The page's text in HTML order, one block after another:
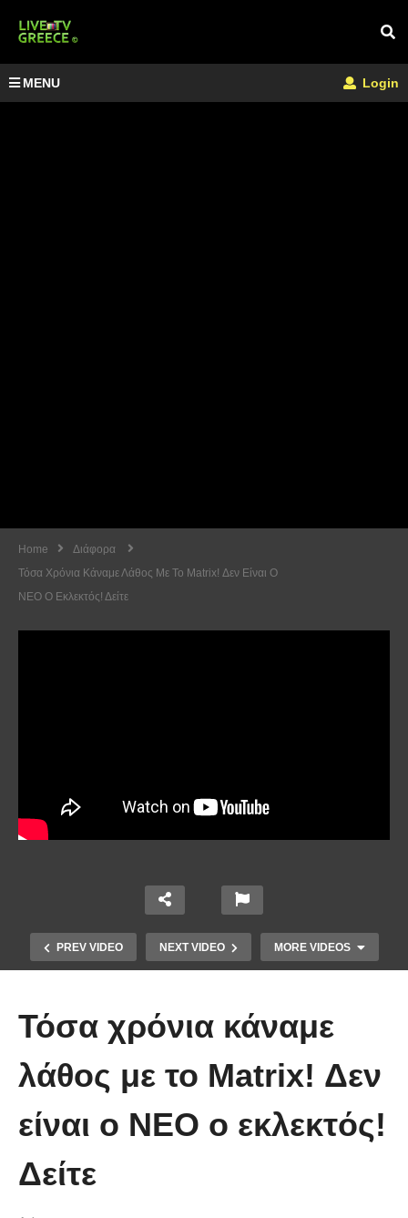
MENU Login
Home
Διάφορα
Τόσα Χρόνια Κάναμε Λάθος Με Το Matrix! Δεν Είναι Ο
ΝΕΟ Ο Εκλεκτός! Δείτε
PREV VIDEO NEXT VIDEO MORE VIDEOS
άτυχη μέρα στη δουλειά
Τόσα χρόνια κάναμε
λάθος με το Matrix! Δεν
είναι ο ΝΕΟ ο εκλεκτός!
Δείτε